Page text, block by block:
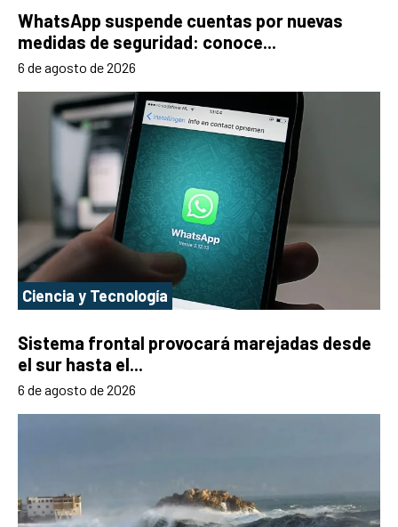
WhatsApp suspende cuentas por nuevas
medidas de seguridad: conoce...
6 de agosto de 2026
Ciencia y Tecnología
Sistema frontal provocará marejadas desde
el sur hasta el...
6 de agosto de 2026